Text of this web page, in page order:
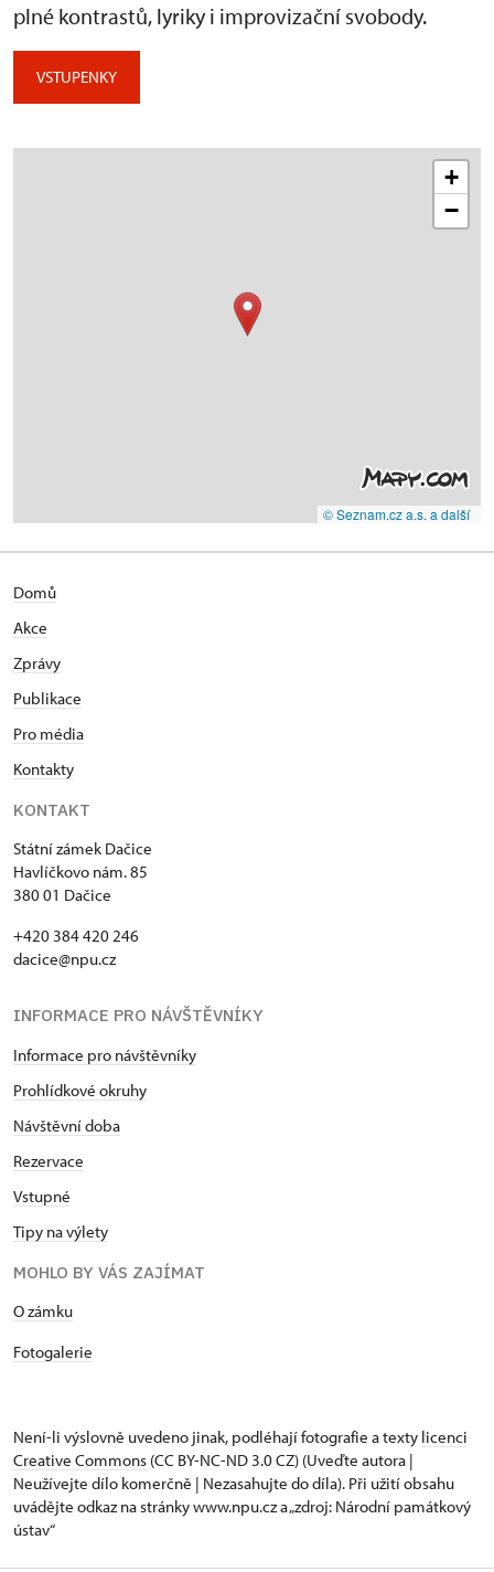
plné kontrastů, lyriky i improvizační svobody.
VSTUPENKY
+
−
© Seznam.cz a.s. a další
Domů
Akce
Zprávy
Publikace
Pro média
Kontakty
KONTAKT
Státní zámek Dačice
Havlíčkovo nám. 85
380 01 Dačice
+420 384 420 246
dacice@npu.cz
INFORMACE PRO NÁVŠTĚVNÍKY
Informace pro návštěvníky
Prohlídkové okruhy
Návštěvní doba
Rezervace
Vstupné
Tipy na výlety
MOHLO BY VÁS ZAJÍMAT
O zámku
Fotogalerie
Není-li výslovně uvedeno jinak, podléhají fotografie a texty licenci
Creative Commons (CC BY-NC-ND 3.0 CZ) (Uveďte autora |
Neužívejte dílo komerčně | Nezasahujte do díla). Při užití obsahu
uvádějte odkaz na stránky www.npu.cz a „zdroj: Národní památkový
ústav“